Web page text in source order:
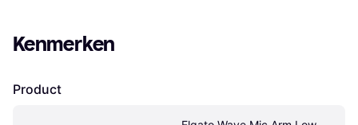
Kenmerken
Product